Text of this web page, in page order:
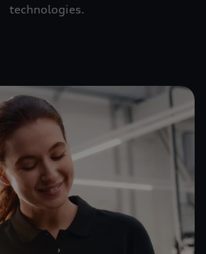
technologies.